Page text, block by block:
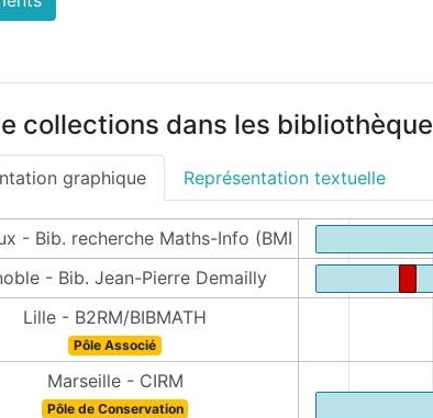
collections dans les
graphique Représentation textuelle
- Bib. recherche Maths-Info (BMI
- Bib. Jean-Pierre Demailly
Lille - B2RM/BIBMATH
Pôle Associé
Marseille - CIRM
Pôle de Conservation